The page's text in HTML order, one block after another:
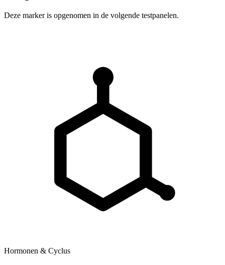
Deze marker is opgenomen in de volgende testpanelen.
Hormonen & Cyclus